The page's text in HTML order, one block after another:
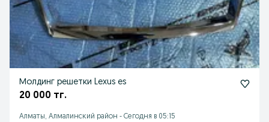
Молдинг решетки Lexus es
20 000 тг.
Алматы, Алмалинский район - Сегодня в 05:15